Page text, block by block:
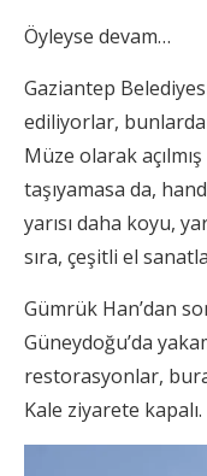
Öyleyse devam…
Gaziantep
ediliyorlar,
Müze olarak
taşıyamasa da,
yarısı daha koyu,
sıra, çeşitli el
Gümrük Han’dan
Güneydoğu’da
restorasyonlar,
Kale ziyarete kapalı.